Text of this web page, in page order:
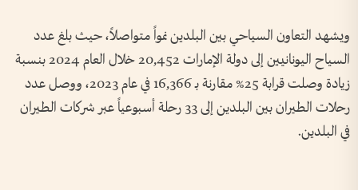
ويشهد التعاون السياحي بين البلدين نمواً متواصلاً، حيث بلغ عدد
السياح اليونانيين إلى دولة الإمارات 20,452 خلال العام 2024 بنسبة
زيادة وصلت قرابة 25% مقارنة بـ 16,366 في عام 2023، ووصل عدد
رحلات الطيران بين البلدين إلى 33 رحلة أسبوعياً عبر شركات الطيران
في البلدين.